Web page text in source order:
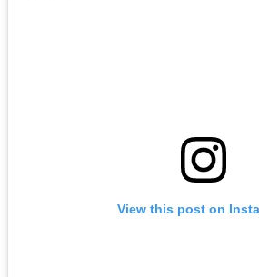
View this post on